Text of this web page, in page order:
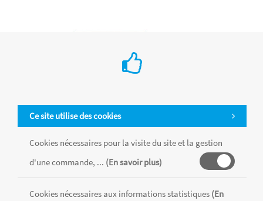
Ce site utilise des cookies
Cookies nécessaires pour la visite du site et la gestion
d'une commande, ... (En savoir plus)
Cookies nécessaires aux informations statistiques (En